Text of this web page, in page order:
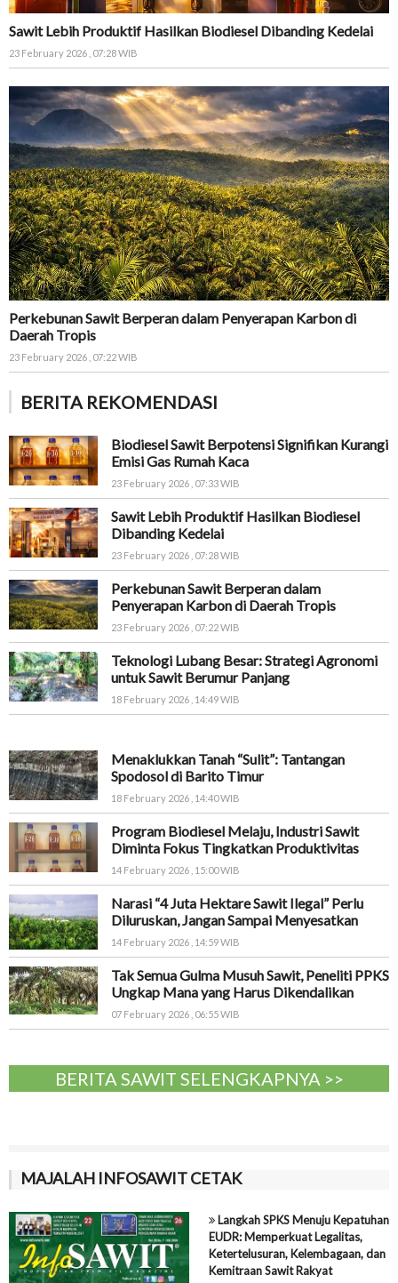
Sawit Lebih Produktif Hasilkan Biodiesel Dibanding Kedelai
23 February 2026 , 07:28 WIB
Perkebunan Sawit Berperan dalam Penyerapan Karbon di
Daerah Tropis
23 February 2026 , 07:22 WIB
BERITA REKOMENDASI
Biodiesel Sawit Berpotensi Signifikan Kurangi
Emisi Gas Rumah Kaca
23 February 2026 , 07:33 WIB
Sawit Lebih Produktif Hasilkan Biodiesel
Dibanding Kedelai
23 February 2026 , 07:28 WIB
Perkebunan Sawit Berperan dalam
Penyerapan Karbon di Daerah Tropis
23 February 2026 , 07:22 WIB
Teknologi Lubang Besar: Strategi Agronomi
untuk Sawit Berumur Panjang
18 February 2026 , 14:49 WIB
Menaklukkan Tanah “Sulit”: Tantangan
Spodosol di Barito Timur
18 February 2026 , 14:40 WIB
Program Biodiesel Melaju, Industri Sawit
Diminta Fokus Tingkatkan Produktivitas
14 February 2026 , 15:00 WIB
Narasi “4 Juta Hektare Sawit Ilegal” Perlu
Diluruskan, Jangan Sampai Menyesatkan
14 February 2026 , 14:59 WIB
Tak Semua Gulma Musuh Sawit, Peneliti PPKS
Ungkap Mana yang Harus Dikendalikan
07 February 2026 , 06:55 WIB
BERITA SAWIT SELENGKAPNYA >>
MAJALAH INFOSAWIT CETAK
Langkah SPKS Menuju Kepatuhan
EUDR: Memperkuat Legalitas,
Ketertelusuran, Kelembagaan, dan
Kemitraan Sawit Rakyat